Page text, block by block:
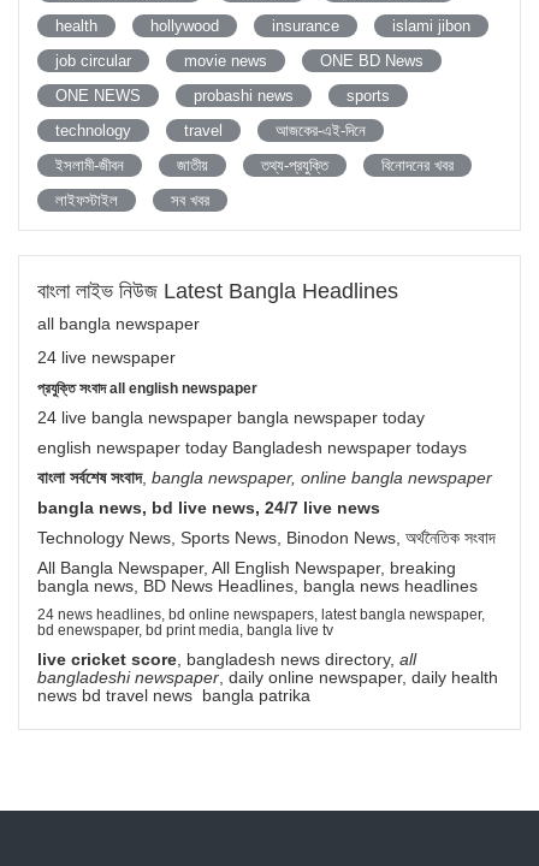
health
hollywood insurance
islami jibon
job circular
movie news
ONE BD News
ONE NEWS
probashi news
sports
technology
travel
আজকের-এই-দিনে
ইসলামী-জীবন
জাতীয় তথ্য-প্রযুক্তি
বিনোদনের খবর
লাইফস্টাইল
সব খবর
বাংলা লাইভ নিউজ Latest Bangla Headlines
all bangla newspaper
24 live newspaper
প্রযুক্তি সংবাদ all english newspaper
24 live bangla newspaper bangla newspaper today
english newspaper today Bangladesh newspaper todays
বাংলা সর্বশেষ সংবাদ, bangla newspaper, online bangla newspaper
bangla news, bd live news, 24/7 live news
Technology News, Sports News, Binodon News, অর্থনৈতিক সংবাদ
All Bangla Newspaper, All English Newspaper, breaking
bangla news, BD News Headlines, bangla news headlines
24 news headlines, bd online newspapers, latest bangla newspaper,
bd enewspaper, bd print media, bangla live tv
live cricket score , bangladesh news directory, all
bangladeshi newspaper , daily online newspaper, daily health
news bd travel news bangla patrika